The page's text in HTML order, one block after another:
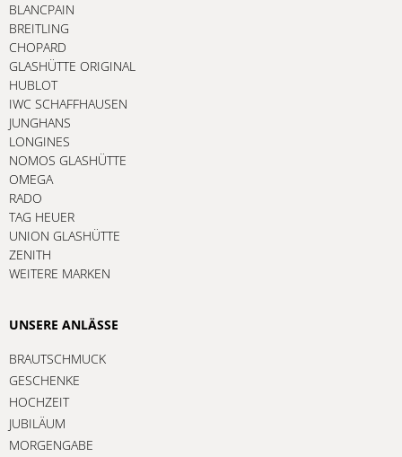
BLANCPAIN
BREITLING
CHOPARD
GLASHÜTTE ORIGINAL
HUBLOT
IWC SCHAFFHAUSEN
JUNGHANS
LONGINES
NOMOS GLASHÜTTE
OMEGA
RADO
TAG HEUER
UNION GLASHÜTTE
ZENITH
WEITERE MARKEN
UNSERE ANLÄSSE
BRAUTSCHMUCK
GESCHENKE
HOCHZEIT
JUBILÄUM
MORGENGABE